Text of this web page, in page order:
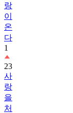
랑
이
온
다
1
23
사
랑
을
처